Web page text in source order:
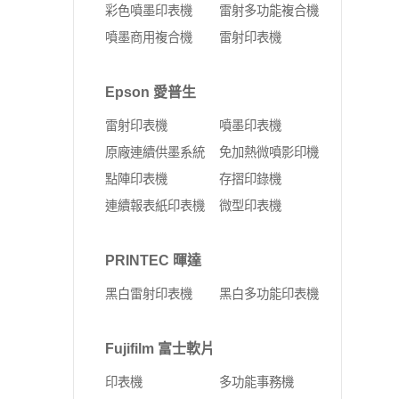
彩色噴墨印表機
雷射多功能複合機
噴墨商用複合機
雷射印表機
Epson 愛普生
雷射印表機
噴墨印表機
原廠連續供墨系統
免加熱微噴影印機
點陣印表機
存摺印錄機
連續報表紙印表機
微型印表機
PRINTEC 暉達
黑白雷射印表機 黑白多功能印表機
Fujifilm 富士軟片
印表機 多功能事務機